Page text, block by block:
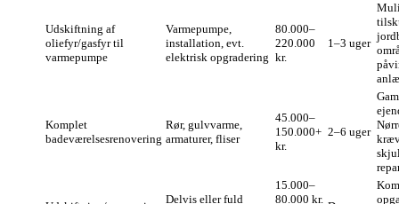
Udskiftning af
oliefyr/gasfyr til
varmepumpe
Varmepumpe,
installation, evt.
elektrisk opgradering
80.000–
220.000
kr.
1–3 uger
Komplet
badeværelsesrenovering
Rør, gulvvarme,
armaturer, fliser
45.000–
150.000+
kr.
2–6 uger
Delvis eller fuld
15.000–
80.000 kr.